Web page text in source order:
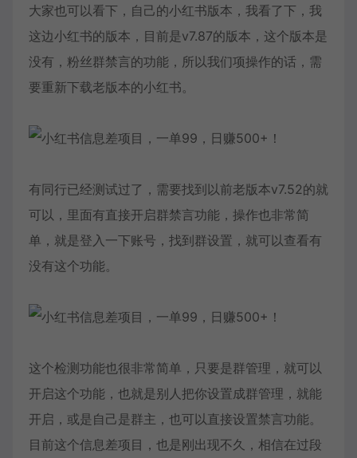
大家也可以看下，自己的小红书版本，我看了下，我
这边小红书的版本，目前是v7.87的版本，这个版本是
没有，粉丝群禁言的功能，所以我们项操作的话，需
要重新下载老版本的小红书。
有同行已经测试过了，需要找到以前老版本v7.52的就
可以，里面有直接开启群禁言功能，操作也非常简
单，就是登入一下账号，找到群设置，就可以查看有
没有这个功能。
这个检测功能也很非常简单，只要是群管理，就可以
开启这个功能，也就是别人把你设置成群管理，就能
开启，或是自己是群主，也可以直接设置禁言功能。
目前这个信息差项目，也是刚出现不久，相信在过段